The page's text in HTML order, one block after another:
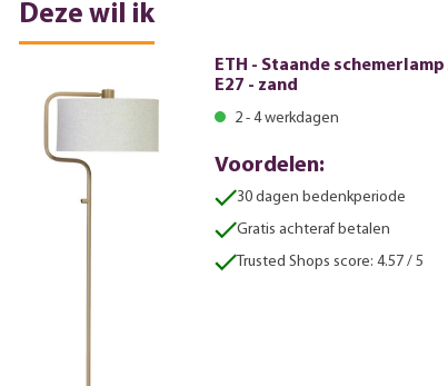
Deze wil ik
ETH - Staande
E27 - zand
2 - 4 werkdagen
Voordelen:
30 dagen bedenkperiode
Gratis achteraf betalen
Trusted Shops score: 4.57 / 5